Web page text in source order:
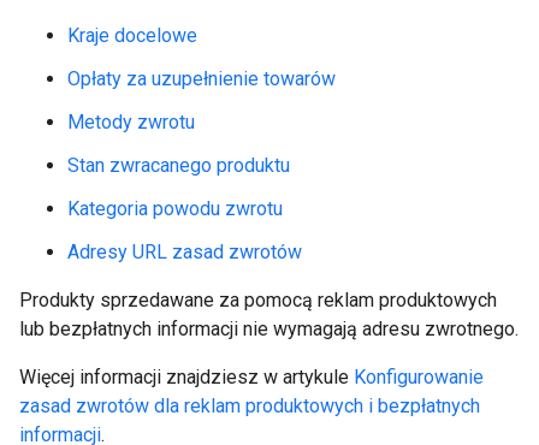
Kraje docelowe
Opłaty za uzupełnienie towarów
Metody zwrotu
Stan zwracanego produktu
Kategoria powodu zwrotu
Adresy URL zasad zwrotów
Produkty sprzedawane za pomocą reklam produktowych
lub bezpłatnych informacji nie wymagają adresu zwrotnego.
Więcej informacji znajdziesz w artykule Konfigurowanie
zasad zwrotów dla reklam produktowych i bezpłatnych
informacji.